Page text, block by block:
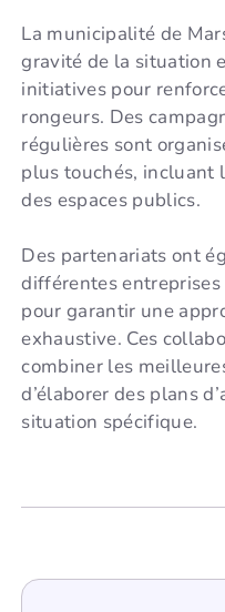
La municipalité de
gravité de la situation
initiatives pour
rongeurs. Des
régulières sont
plus touchés, incluant
des espaces publics.
Des partenariats ont
différentes
pour garantir une
exhaustive. Ces
combiner les
d’élaborer des plans
situation spécifique.